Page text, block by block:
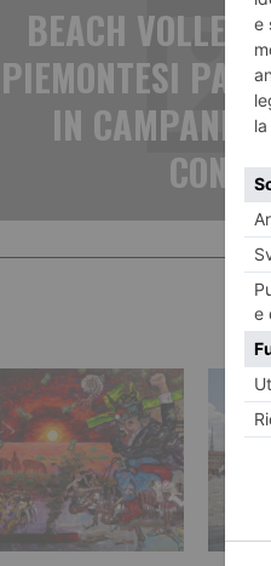
BEACH VOLLEY
PIEMONTESI
IN CAMPANIA